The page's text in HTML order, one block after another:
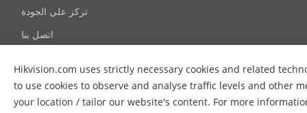
Video Bitrate
Dual-Stream
Hikvision.com uses strictly necessary cookies and related
to use cookies to observe and analyse traffic levels and other
your location / tailor our website's content. For more
تركز علي الجودة
اتصل بنا